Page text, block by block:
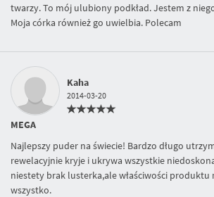
twarzy. To mój ulubiony podkład. Jestem z
Moja córka również go uwielbia. Polecam
Kaha
2014-03-20
MEGA
Najlepszy puder na świecie! Bardzo długo
rewelacyjnie kryje i ukrywa wszystkie
niestety brak lusterka,ale właściwości produktu
wszystko.